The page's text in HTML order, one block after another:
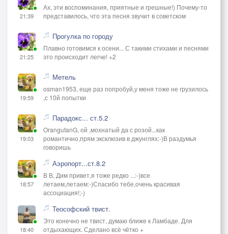
21:39
Ах, эти воспоминания, приятные и грешные!) Почему-то
представилось, что эта песня звучит в советском
21:25
Прогулка по городу
Плавно готовимся к осени... С такими стихами и песнями
это происходит легче! +2
19:59
Метель
osman1953, еще раз попробуй,у меня тоже не грузилось
,с 10й попытки
19:03
Парадокс... ст.5.2
OrangutanG, ой ,мохнатый да с розой...как
романтично,прям эксклюзив в джунглях:-)В раздумья
говоришь
18:57
Аэропорт...ст.8.2
В В, Дим привет,я тоже редко ...:-)все
летаем,летаем:-)Спасибо тебе,очень красивая
ассоциация!;-)
18:40
Теософский твист.
Это конечно не твист, думаю ближе к Ламбаде. Для
отдыхающих. Сделано всё чётко +